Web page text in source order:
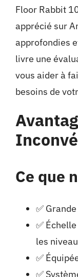
Floor Rabbit
apprécié sur
approfondies
livre une
vous aider à
besoins de
Ce que
✅
✅
les
✅
✅